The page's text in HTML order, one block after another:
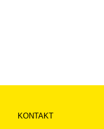
KONTAKT